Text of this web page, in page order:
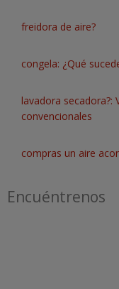
freidora de aire?
congela: ¿Qué
lavadora secadora?:
convencionales
compras un aire
Encuéntrenos